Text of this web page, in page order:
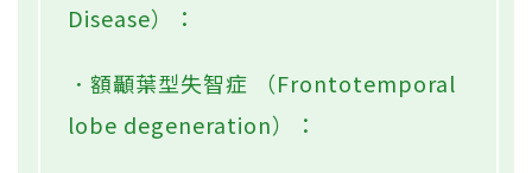
Disease）：
．額顳葉型失智症 （Frontotemporal
lobe degeneration）：